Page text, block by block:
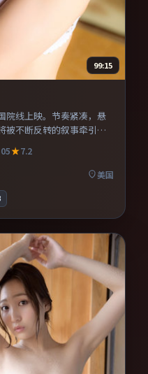
99:15
院线上映。节奏紧凑，悬
被不断反转的叙事牵引。
像戏与命运母题的影
7.2
美国